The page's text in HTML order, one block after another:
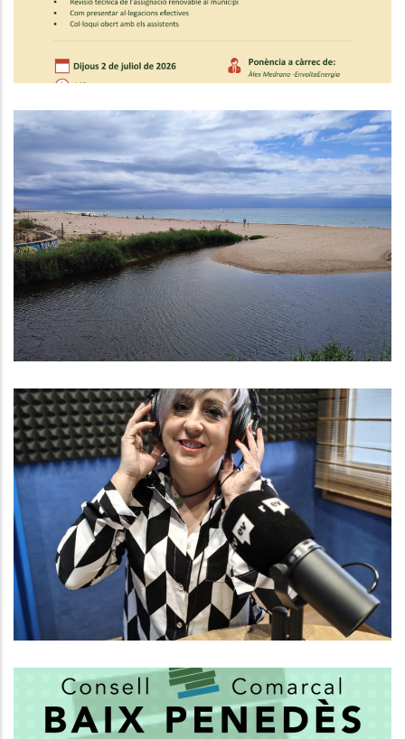
NOTA INFORMATIVA
Medi
Baix Penedès Al Dia Amb Núria
González, Gerent Del Consell
Comarcal
Altres
Medi
P. econòmica
Turisme
El Consell Comarcal Del Baix